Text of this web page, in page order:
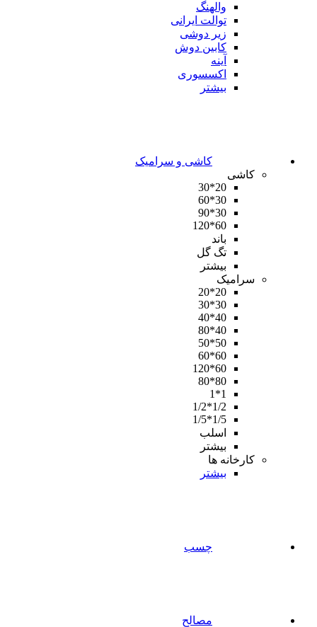
والهنگ
توالت ایرانی
زیر دوشی
کابین دوش
آینه
اکسسوری
بیشتر
کاشی و سرامیک
کاشی
20*30
30*60
30*90
60*120
باند
تگ گل
بیشتر
سرامیک
20*20
30*30
40*40
40*80
50*50
60*60
60*120
80*80
1*1
1/2*1/2
1/5*1/5
اسلب
بیشتر
کارخانه ها
بیشتر
چسب
مصالح